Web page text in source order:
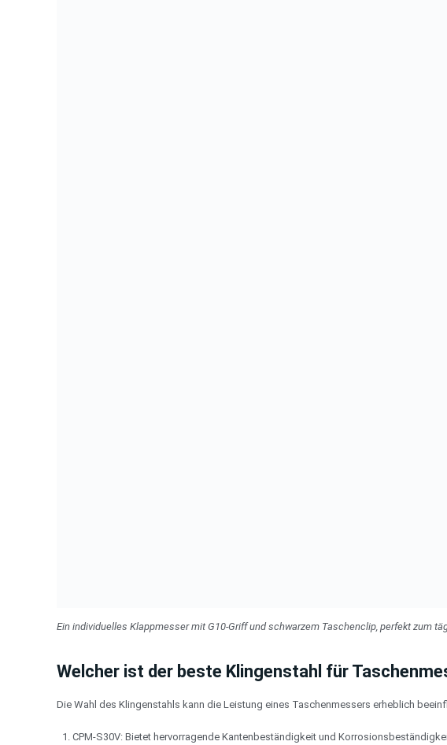
Ein individuelles Klappmesser mit G10-Griff und schwarzem Taschenclip, perfekt zum
Welcher ist der beste Klingenstahl für
Die Wahl des Klingenstahls kann die Leistung eines Taschenmessers erheblich
CPM-S30V: Bietet hervorragende Kantenbeständigkeit und